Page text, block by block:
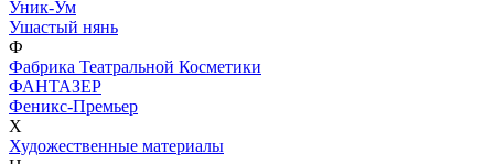
Уник-Ум
Ушастый нянь
Ф
Фабрика Театральной Косметики
ФАНТАЗЕР
Феникс-Премьер
Х
Художественные материалы